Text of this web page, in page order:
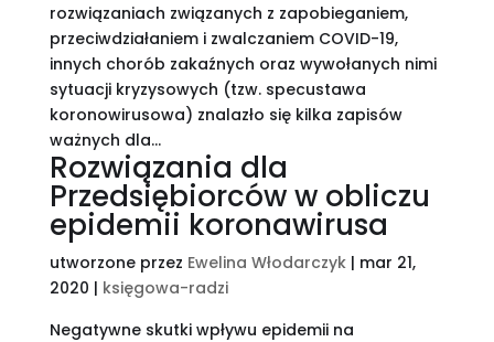
rozwiązaniach związanych z zapobieganiem,
przeciwdziałaniem i zwalczaniem COVID-19,
innych chorób zakaźnych oraz wywołanych nimi
sytuacji kryzysowych (tzw. specustawa
koronowirusowa) znalazło się kilka zapisów
ważnych dla...
Rozwiązania dla
Przedsiębiorców w obliczu
epidemii koronawirusa
utworzone przez Ewelina Włodarczyk| mar 21,
2020 | księgowa-radzi
Negatywne skutki wpływu epidemii na